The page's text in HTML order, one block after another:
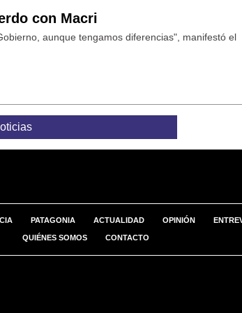
con Macri
aunque tengamos diferencias", manifestó el
PATAGONIA ACTUALIDAD OPINIÓN
QUIÉNES SOMOS CONTACTO